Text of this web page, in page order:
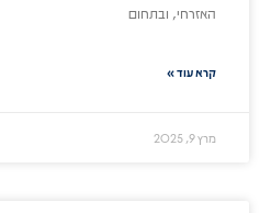
האזרחי, ובתחום
קרא עוד »
מרץ 9, 2025